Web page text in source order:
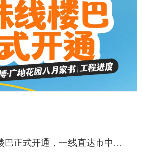
广地花园海珠线楼巴正式开通，一线直达市中心！